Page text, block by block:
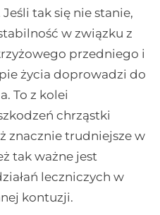
tak się nie stanie,
w związku z
przedniego i
życia doprowadzi do
To z kolei
chrząstki
znacznie trudniejsze w
tak ważne jest
leczniczych w
kontuzji.